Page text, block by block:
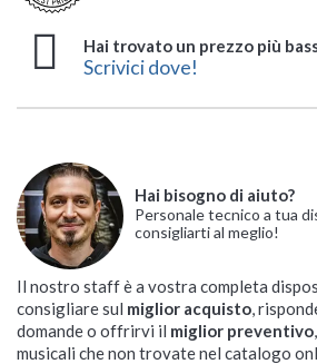
Hai trovato un prezzo più
Scrivici dove!
Hai bisogno di aiuto?
Personale tecnico a tua
consigliarti al meglio!
Il nostro staff è a vostra completa
consigliare sul miglior acquisto ,
domande o offrirvi il miglior preventivo
musicali che non trovate nel catalogo